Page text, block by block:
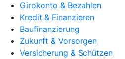
Girokonto & Bezahlen
Kredit & Finanzieren
Baufinanzierung
Zukunft & Vorsorgen
Versicherung & Schützen